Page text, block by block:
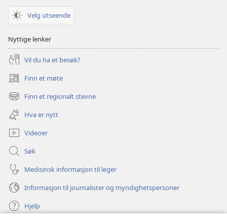
Velg utseende
Nyttige lenker
Vil du ha et besøk?
Finn et møte
(åpner
nytt
vindu)
Finn et regionalt stevne
(åpner
nytt
vindu)
Hva er nytt
Videoer
Søk
Medisinsk informasjon til leger
Informasjon til journalister og myndighetspersoner
Hjelp